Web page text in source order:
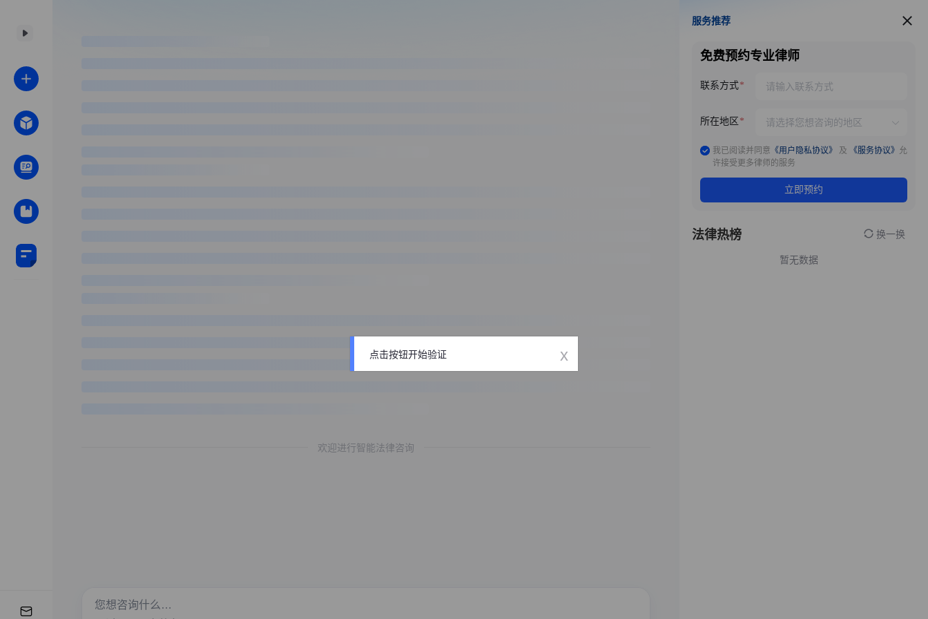
欢迎进行智能法律咨询
服务推荐
服务推荐
免费预约专业律师
联系方式
所在地区
我已阅读并同意 《用户隐私协议》 及 《服务协议》 允
许接受更多律师的服务
立即预约
法律热榜 换一换
暂无数据
点击按钮开始验证 x